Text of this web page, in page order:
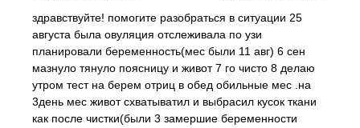
здравствуйте! помогите разобраться в ситуации 25
августа была овуляция отслеживала по узи
планировали беременность(мес были 11 авг) 6 сен
мазнуло тянуло поясницу и живот 7 го чисто 8 делаю
утром тест на берем отриц в обед обильные мес .на
3день мес живот схватыватил и выбрасил кусок ткани
как после чистки(были 3 замершие беременности